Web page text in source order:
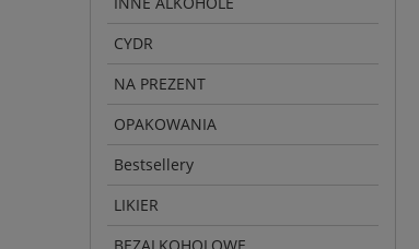
CYDR
NA PREZENT
OPAKOWANIA
Bestsellery
LIKIER
BEZALKOHOLOWE